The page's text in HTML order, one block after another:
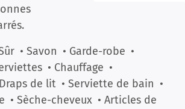
• Savon • Garde-robe •
• Chauffage •
de lit • Serviette de bain •
• Sèche-cheveux • Articles de